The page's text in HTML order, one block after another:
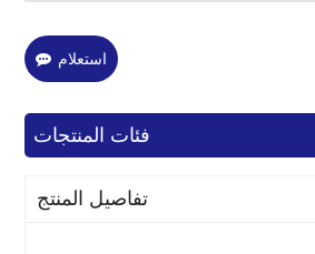
استعلام
فئات المنتجات
تفاصيل المنتج